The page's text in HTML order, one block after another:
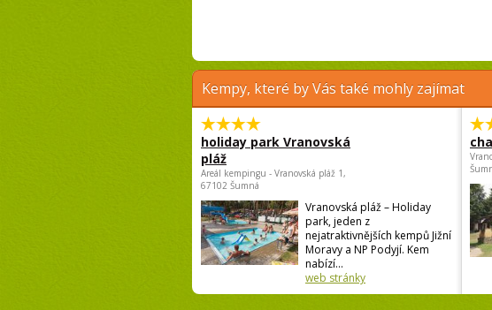
Kempy, které by Vás také mohly zajímat
holiday park Vranovská
pláž
Areál kempingu - Vranovská pláž 1,
67102 Šumná
Vranovská pláž – Holiday
park, jeden z
nejatraktivnějších kempů Jižní
Moravy a NP Podyjí. Kem
nabízí...
web stránky